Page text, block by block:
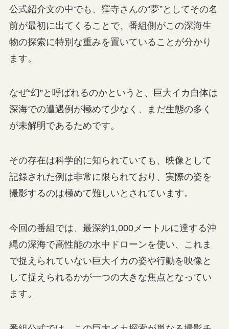
公式紹介文の中でも、窪寺さんの“夢”としてその名
前が最初に出てくることで、番組側がこの深海生
物の探索に特別な重みを置いていることが分かり
ます。
なぜ“幻”と呼ばれるのかというと、巨大イカ自体は
深海での遭遇例が極めて少なく、まだ生態の多く
が未解明であるためです。
その存在は科学的に知られていても、映像として
記録された例は非常に限られており、実際の姿を
撮影するのは極めて難しいとされています。
今回の番組では、最深約1,000メートルに達する沖
縄の深海で高性能の水中ドローンを使い、これま
で捉えられていない巨大イカの姿や行動を映像と
して捉えられるかが一つの大きな焦点となってい
ます。